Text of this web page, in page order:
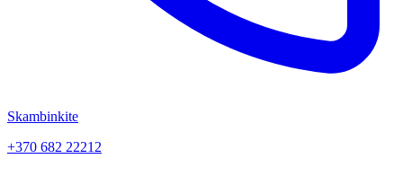
Skambinkite
+370 682 22212